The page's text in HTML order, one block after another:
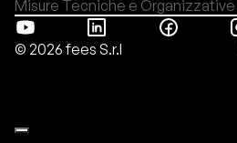
Misure Tecniche e
© 2026 fees S.r.l